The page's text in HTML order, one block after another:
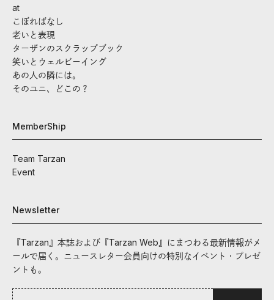
at
こぼればなし
老いと表現
ターザンのスクラップブック
笑いとウェルビーイング
あの人の隣には。
そのユニ、どこの？
MemberShip
Team Tarzan
Event
Newsletter
『Tarzan』本誌および『Tarzan Web』にまつわる最新情報がメ
ールで届く。ニュースレター会員向けの特別なイベント・プレゼ
ントも。